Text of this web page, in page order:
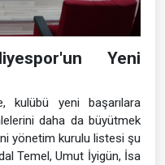
Yeni
kulübü yeni başarılara
daha da büyütmek
yönetim kurulu listesi şu
Temel, Umut İyigün, İsa